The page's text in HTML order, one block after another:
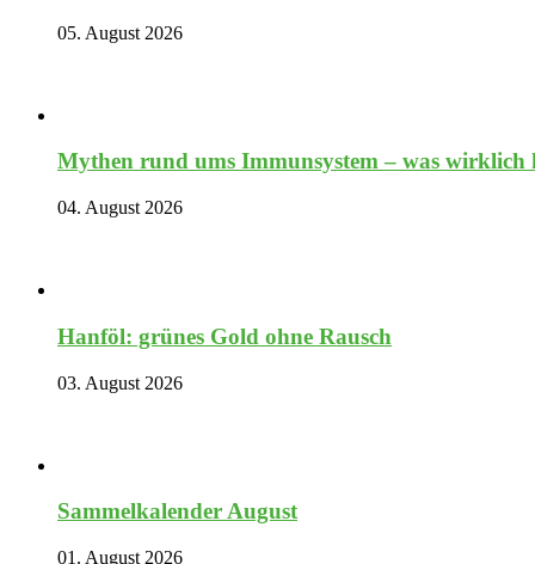
05. August 2026
Mythen rund ums Immunsystem – was
04. August 2026
Hanföl: grünes Gold ohne Rausch
03. August 2026
Sammelkalender August
01. August 2026